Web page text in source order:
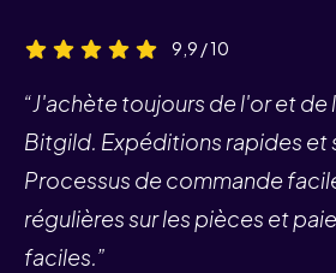
9,9 / 10
“J'achète toujours de l'or et de
Bitgild. Expéditions rapides et
Processus de commande
régulières sur les pièces et
faciles.”